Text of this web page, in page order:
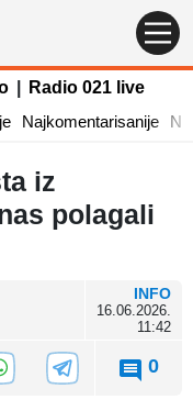
Radio 021 live
Najkomentarisanije
iz
polagali
INFO
16.06.2026.
11:42
0